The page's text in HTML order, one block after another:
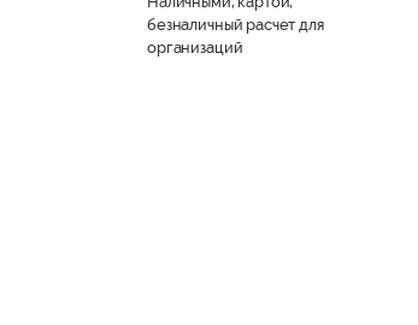
безналичный расчет для
организаций